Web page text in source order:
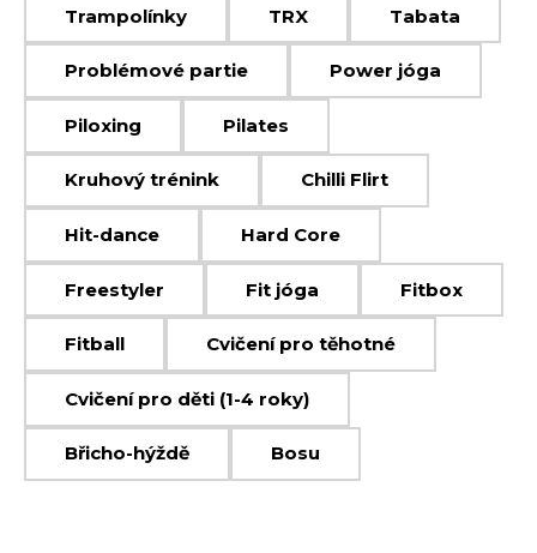
Trampolínky TRX Tabata
Problémové partie Power jóga
Piloxing Pilates
Kruhový trénink Chilli Flirt
Hit-dance Hard Core
Freestyler Fit jóga Fitbox
Fitball Cvičení pro těhotné
Cvičení pro děti (1-4 roky)
Břicho-hýždě Bosu